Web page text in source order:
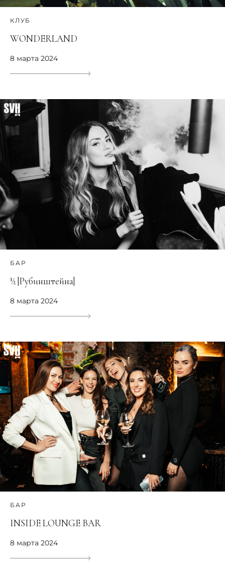
КЛУБ
WONDERLAND
8 марта 2024
БАР
½ |Рубинштейна|
8 марта 2024
БАР
INSIDE LOUNGE BAR
8 марта 2024